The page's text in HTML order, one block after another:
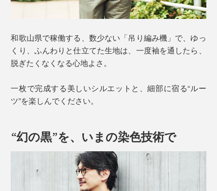
和歌山県で稼働する、数少ない「吊り編み機」で、ゆっ
くり、ふんわりと仕立てた生地は、一度袖を通したら、
脱ぎたくなくなる心地よさ。
一枚で完成する美しいシルエットと、細部に宿る“ルー
ツ”を楽しんでください。
“幻の黒”を、いまの染色技術で